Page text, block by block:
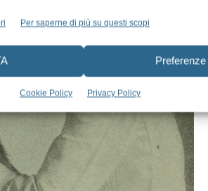
Per saperne di più su questi scopi
Preferenze
Cookie Policy Privacy Policy